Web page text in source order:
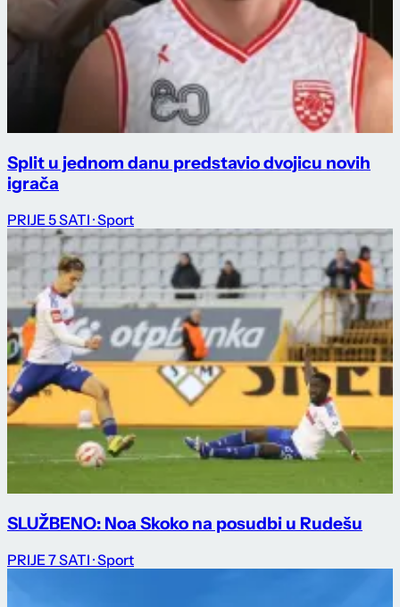
Split u jednom danu predstavio dvojicu novih
igrača
PRIJE 5 SATI · Sport
SLUŽBENO: Noa Skoko na posudbi u Rudešu
PRIJE 7 SATI · Sport